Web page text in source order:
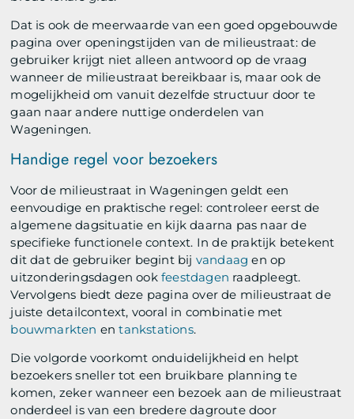
Dat is ook de meerwaarde van een goed opgebouwde
pagina over openingstijden van de milieustraat: de
gebruiker krijgt niet alleen antwoord op de vraag
wanneer de milieustraat bereikbaar is, maar ook de
mogelijkheid om vanuit dezelfde structuur door te
gaan naar andere nuttige onderdelen van
Wageningen.
Handige regel voor bezoekers
Voor de milieustraat in Wageningen geldt een
eenvoudige en praktische regel: controleer eerst de
algemene dagsituatie en kijk daarna pas naar de
specifieke functionele context. In de praktijk betekent
dit dat de gebruiker begint bij vandaag en op
uitzonderingsdagen ookfeestdagen raadpleegt.
Vervolgens biedt deze pagina over de milieustraat de
juiste detailcontext, vooral in combinatie met
bouwmarkten entankstations.
Die volgorde voorkomt onduidelijkheid en helpt
bezoekers sneller tot een bruikbare planning te
komen, zeker wanneer een bezoek aan de milieustraat
onderdeel is van een bredere dagroute door